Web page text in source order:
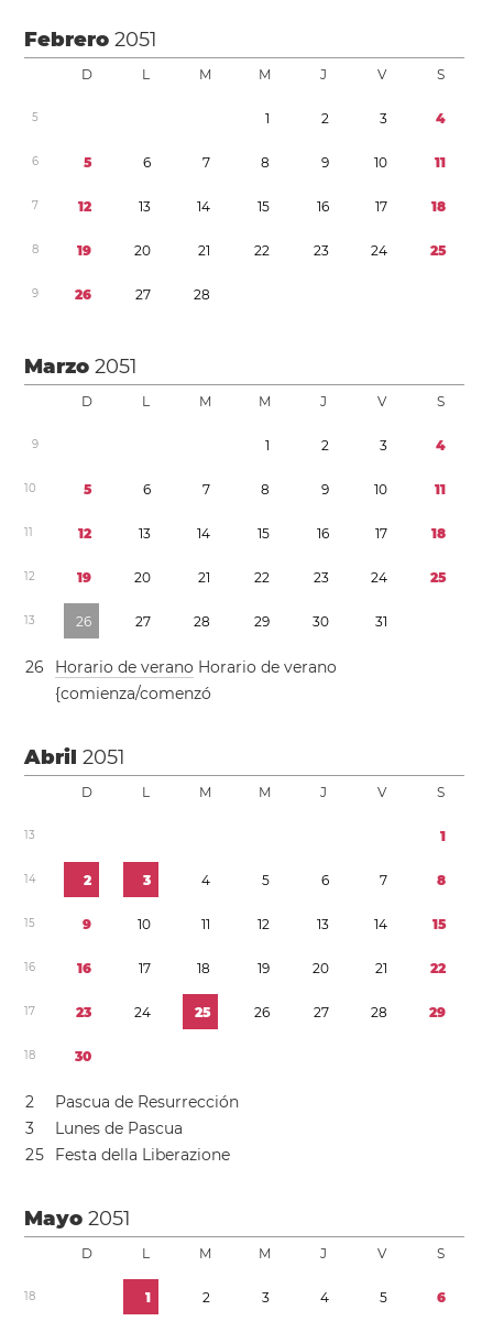
Febrero2051
D L M M J V S
5 1 2 3 4
6 5 6 7 8 9 10 11
7 12 13 14 15 16 17 18
8 19 20 21 22 23 24 25
9 26 27 28
Marzo2051
D L M M J V S
9 1 2 3 4
10 5 6 7 8 9 10 11
11 12 13 14 15 16 17 18
12 19 20 21 22 23 24 25
13 26 27 28 29 30 31
26 Horario de verano Horario de verano
{comienza/comenzó
Abril2051
D L M M J V S
13 1
14 2 3 4 5 6 7 8
15 9 10 11 12 13 14 15
16 16 17 18 19 20 21 22
17 23 24 25 26 27 28 29
18 30
2
Pascua de Resurrección
3
Lunes de Pascua
25 Festa della Liberazione
Mayo2051
D L M M J V S
18 1 2 3 4 5 6